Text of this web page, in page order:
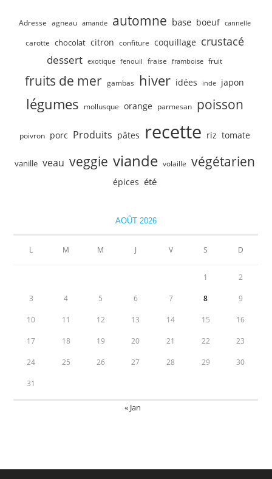
Adresse agneau amande automne base boeuf cannelle
carotte chocolat citron confiture coquillage crustacé
dessert exotique fenouil fraise framboise fruit
fruits de mer gambas hiver idées inde japon
légumes mollusque orange parmesan poisson
poivron porc Produits pâtes recette riz tomate
vanille veau veggie viande volaille végétarien
épices été
AOÛT 2026
L M M J V S D
1 2
3 4 5 6 7 8 9
10 11 12 13 14 15 16
17 18 19 20 21 22 23
24 25 26 27 28 29 30
31
« Jan